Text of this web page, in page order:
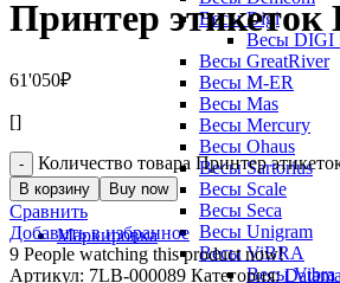
Весы Digi
Весы DIGI
Весы GreatRiver
Весы M-ER
Весы Mas
Весы Mercury
Весы Ohaus
Весы Sartorius
Весы Scale
Весы Seca
Весы Unigram
Весы ViBRA
Весы Vibra
Маркировка
Принтер этикеток
61'050₽
[]
Количество товара Принтер
В корзину Buy now
Сравнить
Добавить в избранное
9 People watching this product now!
Артикул: 7LB-000089 Категория: